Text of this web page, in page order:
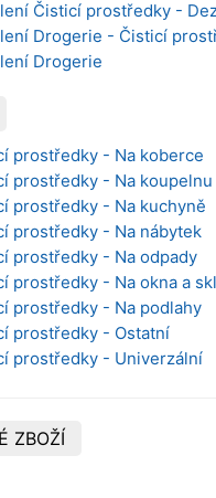
Čisticí prostředky -
Drogerie - Čisticí
Drogerie
prostředky - Na koberce
prostředky - Na koupelnu
prostředky - Na kuchyně
prostředky - Na nábytek
prostředky - Na odpady
prostředky - Na okna a
prostředky - Na podlahy
prostředky - Ostatní
prostředky - Univerzální
ZBOŽÍ